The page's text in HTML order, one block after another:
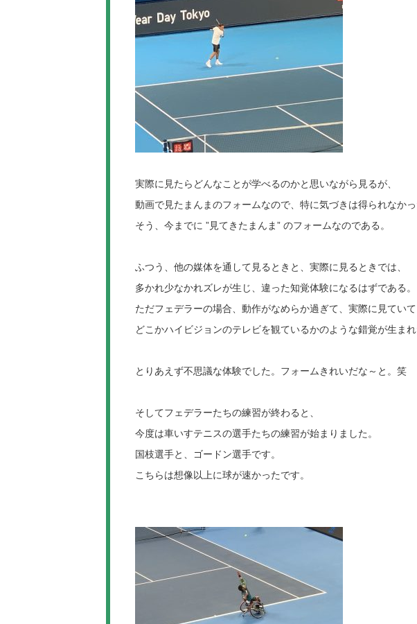
実際に見たらどんなことが学べるのかと思いながら見るが、
動画で見たまんまのフォームなので、特に気づきは得られなかっ
そう、今までに ”見てきたまんま” のフォームなのである。
ふつう、他の媒体を通して見るときと、実際に見るときでは、
多かれ少なかれズレが生じ、違った知覚体験になるはずである。
ただフェデラーの場合、動作がなめらか過ぎて、実際に見ていて
どこかハイビジョンのテレビを観ているかのような錯覚が生まれ
とりあえず不思議な体験でした。フォームきれいだな～と。笑
そしてフェデラーたちの練習が終わると、
今度は車いすテニスの選手たちの練習が始まりました。
国枝選手と、ゴードン選手です。
こちらは想像以上に球が速かったです。